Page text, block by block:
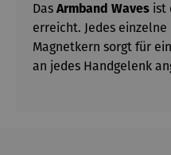
Das Armband Waves ist
erreicht. Jedes
Magnetkern sorgt für
an jedes Handgelenk